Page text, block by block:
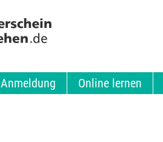
Anmeldung Online lernen